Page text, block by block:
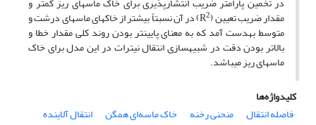
مقدار ضریب تعیین (R2 ) در آن نسبتاً بیش­تر از خاک­های ماسه­ای درشت و
متوسط به­دست آمد که به معنای پایین­تر بودن روند کلی مقدار خطا و
بالاتر بودن دقت در شبیه­سازی انتقال نیترات در این مدل برای خاک
ماسه­ای ریز می­باشد.
کلیدواژه‌ها
فاصله انتقال
منحنی رخنه خاک ماسه‌ای همگن
انتقال آلاینده